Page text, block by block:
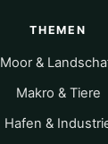
THEMEN
Moor &
Makro & Tiere
Hafen &